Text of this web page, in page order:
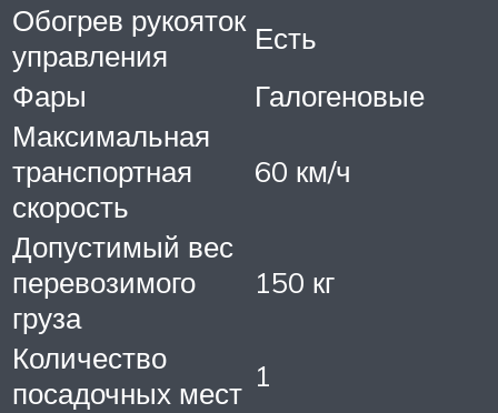
Обогрев рукояток
управления
Есть
Фары
Галогеновые
Максимальная
транспортная
скорость
60 км/ч
Допустимый вес
перевозимого
груза
150 кг
Количество
посадочных мест 1